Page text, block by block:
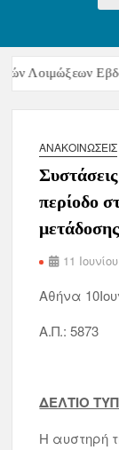
Λοιμώξεων
ΑΝΑΚΟΙΝΏΣΕΙΣ
περίοδο
11
Αθήνα
Α.Π.: 5873
ΔΕΛΤΙΟ
Η αυστηρή